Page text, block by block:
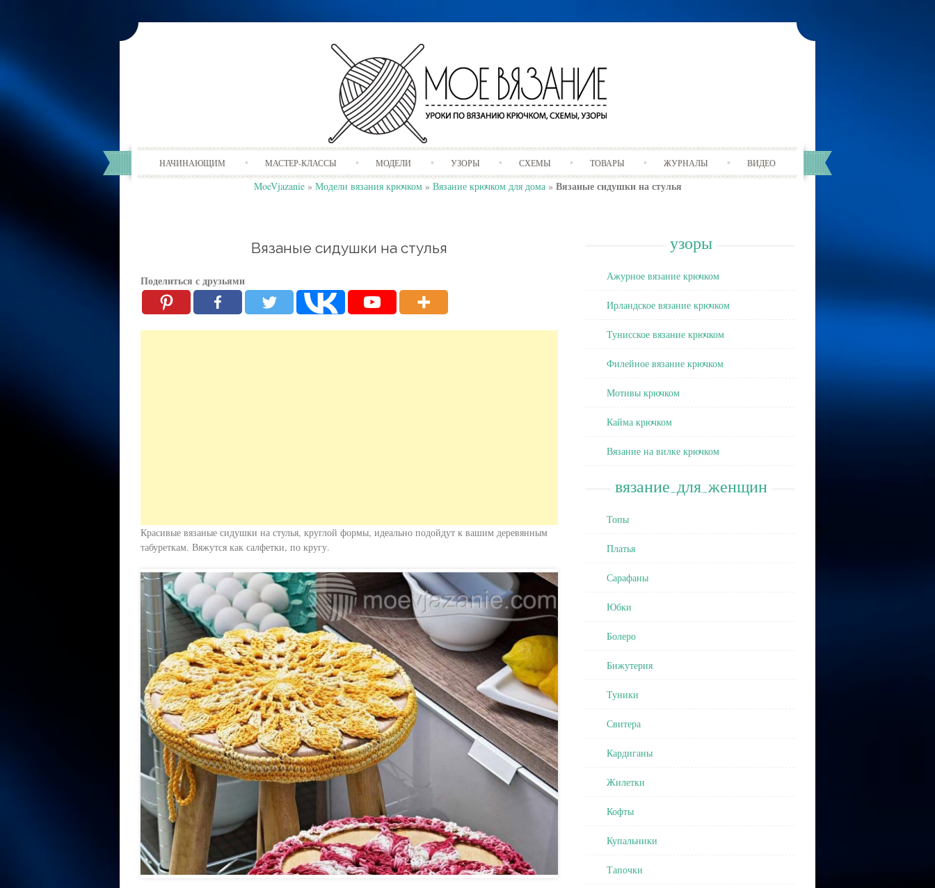
Skip
to
content
НАЧИНАЮЩИМ МАСТЕР-КЛАССЫ МОДЕЛИ УЗОРЫ СХЕМЫ ТОВАРЫ ЖУРНАЛЫ ВИДЕО
MoeVjazanie» Модели вязания крючком» Вязание крючком для дома» Вязаные сидушки на стулья
Вязаные сидушки на стулья
Поделиться с друзьями
Красивые вязаные сидушки на стулья, круглой формы, идеально подойдут к вашим деревянным
табуреткам. Вяжутся как салфетки, по кругу.
узоры
Ажурное вязание крючком
Ирландское вязание крючком
Тунисское вязание крючком
Филейное вязание крючком
Мотивы крючком
Кайма крючком
Вязание на вилке крючком
вязание_для_женщин
Топы
Платья
Сарафаны
Юбки
Болеро
Бижутерия
Туники
Свитера
Кардиганы
Жилетки
Кофты
Купальники
Тапочки